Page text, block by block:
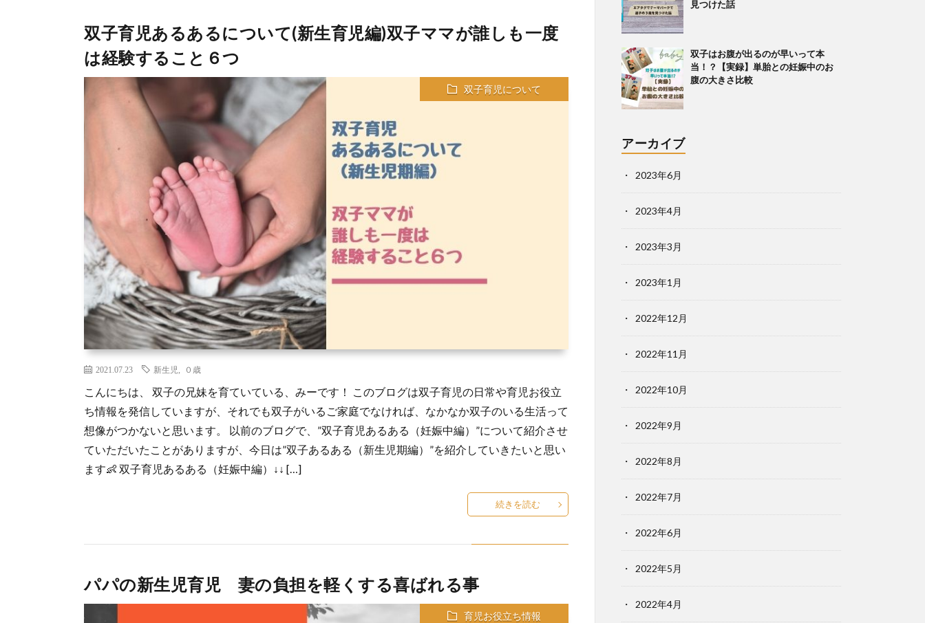
双子育児あるあるについて(新生育児編)双子ママが誰しも一度
は経験すること６つ
双子育児について
2021.07.23 新生児 ０歳
こんにちは、 双子の兄妹を育ていている、みーです！ このブログは双子育児の日常や育児お役立
ち情報を発信していますが、それでも双子がいるご家庭でなければ、なかなか双子のいる生活って
想像がつかないと思います。 以前のブログで、”双子育児あるある（妊娠中編）”について紹介させ
ていただいたことがありますが、今日は”双子あるある（新生児期編）”を紹介していきたいと思い
ます👶 双子育児あるある（妊娠中編）↓↓ […]
続きを読む
パパの新生児育児 妻の負担を軽くする喜ばれる事
育児お役立ち情報
見つけた話
双子はお腹が出るのが早いって本
当！？【実録】単胎との妊娠中のお
腹の大きさ比較
アーカイブ
2023年6月
2023年4月
2023年3月
2023年1月
2022年12月
2022年11月
2022年10月
2022年9月
2022年8月
2022年7月
2022年6月
2022年5月
2022年4月